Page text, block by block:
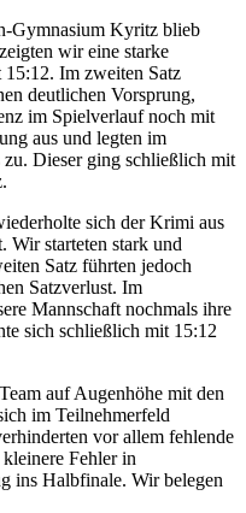
Gymnasium Kyritz blieb
wir eine starke
Im zweiten Satz
deutlichen Vorsprung,
im Spielverlauf noch mit
aus und legten im
zu. Dieser ging schließlich mit
sich der Krimi aus
Wir starteten stark und
Satz führten jedoch
Satzverlust. Im
Mannschaft nochmals ihre
sich schließlich mit 15:12
auf Augenhöhe mit den
im Teilnehmerfeld
vor allem fehlende
Fehler in
ins Halbfinale. Wir belegen